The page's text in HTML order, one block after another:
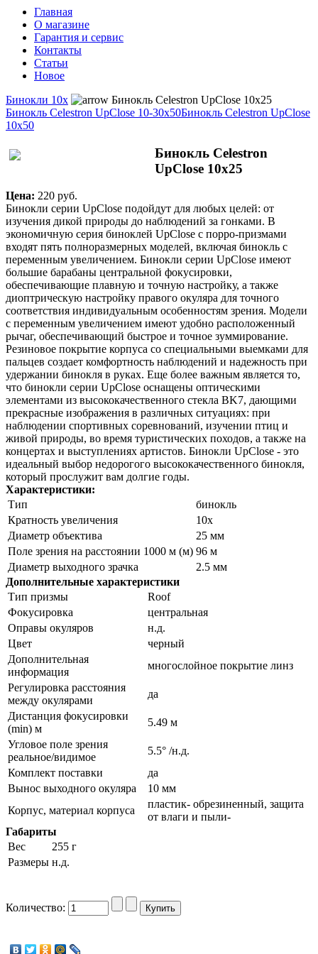
Главная
О магазине
Гарантия и сервис
Контакты
Статьи
Новое
Бинокли 10x
Бинокль Celestron UpClose 10x25
Бинокль Celestron UpClose 10-30x50Бинокль Celestron UpClose
10x50
Бинокль Celestron
UpClose 10x25
Цена: 220 pуб.
Бинокли серии UpClose подойдут для любых целей: от
изучения дикой природы до наблюдений за гонками. В
экономичную серия биноклей UpClose с порро-призмами
входят пять полноразмерных моделей, включая бинокль с
переменным увеличением. Бинокли серии UpClose имеют
большие барабаны центральной фокусировки,
обеспечивающие плавную и точную настройку, а также
диоптрическую настройку правого окуляра для точного
соответствия индивидуальным особенностям зрения. Модели
с переменным увеличением имеют удобно расположенный
рычаг, обеспечивающий быстрое и точное зуммирование.
Резиновое покрытие корпуса со специальными выемками для
пальцев создает комфортность наблюдений и надежность при
удержании бинокля в руках. Еще более важным является то,
что бинокли серии UpClose оснащены оптическими
элементами из высококачественного стекла BK7, дающими
прекрасные изображения в различных ситуациях: при
наблюдении спортивных соревнований, изучении птиц и
живой природы, во время туристических походов, а также на
концертах и выступлениях артистов. Бинокли UpClose - это
идеальный выбор недорогого высококачественного бинокля,
который прослужит вам долгие годы.
Характеристики:
Тип
бинокль
Кратность увеличения
10x
Диаметр объектива
25 мм
Поле зрения на расстоянии 1000 м (м) 96 м
Диаметр выходного зрачка
2.5 мм
Дополнительные характеристики
Тип призмы
Roof
Фокусировка
центральная
Оправы окуляров
н.д.
Цвет
черный
Дополнительная
информация
многослойное покрытие линз
Регулировка расстояния
между окулярами
да
Дистанция фокусировки
(min) м
5.49 м
Угловое поле зрения
реальное/видимое
5.5° /н.д.
Комплект поставки
да
Вынос выходного окуляра
10 мм
Корпус, материал корпуса
пластик- обрезиненный, защита
от влаги и пыли-
Габариты
Вес
255 г
Размеры н.д.
Количество: